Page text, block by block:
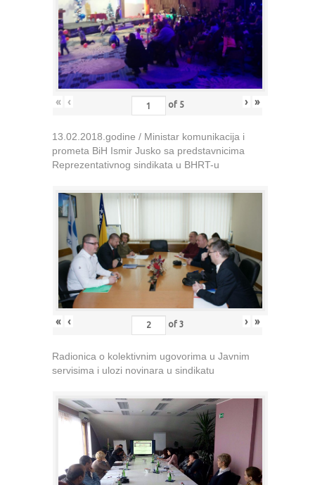
« ‹ of 5 › »
13.02.2018.godine / Ministar komunikacija i
prometa BiH Ismir Jusko sa predstavnicima
Reprezentativnog sindikata u BHRT-u
« ‹ of 3 › »
Radionica o kolektivnim ugovorima u Javnim
servisima i ulozi novinara u sindikatu